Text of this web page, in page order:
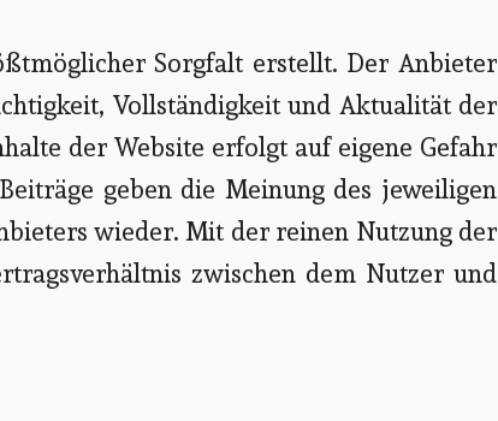
Sorgfalt erstellt. Der Anbieter
Vollständigkeit und Aktualität der
der Website erfolgt auf eigene Gefahr
geben die Meinung des jeweiligen
wieder. Mit der reinen Nutzung der
zwischen dem Nutzer und